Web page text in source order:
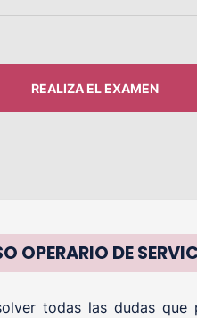
REALIZA EL EXAMEN
OPERARIO DE
todas las dudas